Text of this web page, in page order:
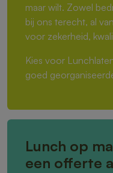
maar wilt. Zowel
bij ons terecht, al
voor zekerheid,
Kies voor
goed
Lunch op
een offerte